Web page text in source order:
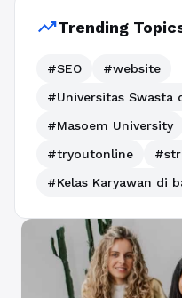
trending_upTrending
#SEO
#website
#Universitas Swasta
#Masoem University
#tryoutonline
#Kelas Karyawan di